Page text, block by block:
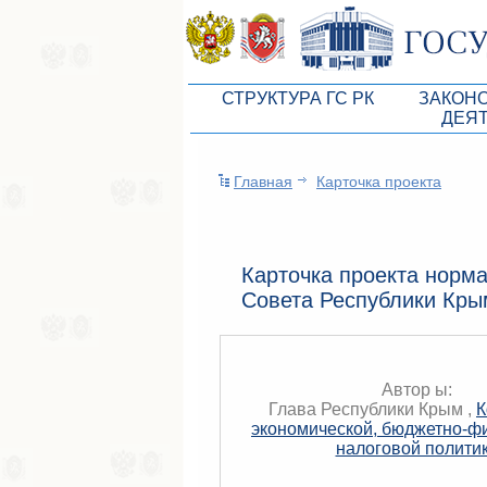
СТРУКТУРА ГС РК
Президиум ГС РК
Депутатские фракции ГС РК
Аппарат ГС РК
Советники Председателя ГС РК
Управление делами ГС РК
Поиск депутата по округу
Бюджет
Схема
Главная Карточка проекта
Карточка проекта
Совета Республики
Автор ы:
Глава Республики Крым ,
экономической, бюджетно-
налоговой